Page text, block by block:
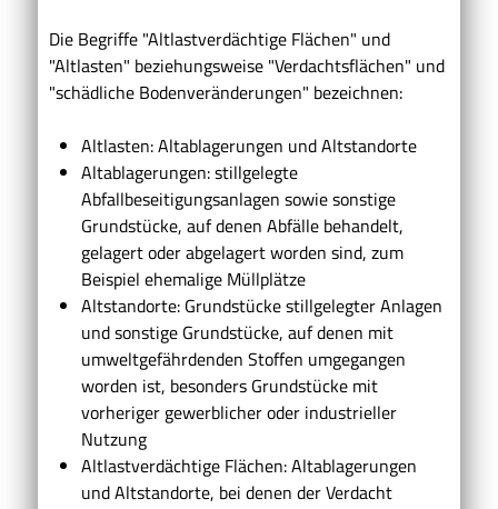
Die Begriffe "Altlastverdächtige Flächen" und
"Altlasten" beziehungsweise "Verdachtsflächen" und
"schädliche Bodenveränderungen" bezeichnen:
Altlasten: Altablagerungen und Altstandorte
Altablagerungen: stillgelegte
Abfallbeseitigungsanlagen sowie sonstige
Grundstücke, auf denen Abfälle behandelt,
gelagert oder abgelagert worden sind, zum
Beispiel ehemalige Müllplätze
Altstandorte: Grundstücke stillgelegter Anlagen
und sonstige Grundstücke, auf denen mit
umweltgefährdenden Stoffen umgegangen
worden ist, besonders Grundstücke mit
vorheriger gewerblicher oder industrieller
Nutzung
Altlastverdächtige Flächen: Altablagerungen
und Altstandorte, bei denen der Verdacht